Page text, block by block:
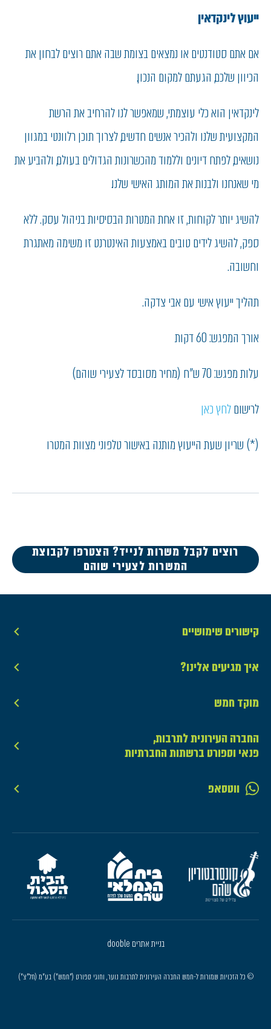
ייעוץ לינקדאין
אם אתם סטודנטים או נמצאים בצומת שבה אתם רוצים לבחון את
הכיוון שלכם, הגעתם למקום הנכון.
לינקדאין הוא כלי עוצמתי, שמאפשר לנו להרחיב את הרשת
המקצועית שלנו ולהכיר אנשים חדשים, לצרוך תוכן רלוונטי במגוון
נושאים, לפתח דיונים וללמוד מהכשרונות הגדולים בעולם, ולהביע את
מי שאנחנו ולבנות את המותג האישי שלנו.
להשיג יותר לקוחות, זו אחת המטרות הבסיסיות בניהול עסק. ללא
ספק, להשיג לידים טובים באמצעות האינטרנט זו משימה מאתגרת
וחשובה.
תהליך ייעוץ אישי עם אבי צדקה.
אורך המפגש: 60 דקות
עלות מפגש: 70 ש"ח (מחיר מסובסד לצעירי שוהם)
לרישוםלחץ כאן
(*) שריון שעת הייעוץ מותנה באישור טלפוני מצוות המטרו
רוצים לקבל משרות לנייד? הצטרפו לקבוצת
המשרות לצעירי שוהם
קישורים שימושיים
איך מגיעים אלינו?
מוקד חמש
החברה העירונית לתרבות,
פנאי וספורט ברשתות החברתיות
ווטסאפ
© כל הזכויות שמורות ל-חמש החברה העירונית לתרבות נוער, וחוגי ספורט ("חמש") בע"מ (חל"צ")
בניית אתרים dooble